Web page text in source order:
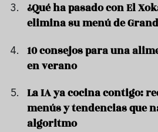
¿Qué ha pasado con El
elimina su menú de
10 consejos para una
en verano
La IA ya cocina contigo:
menús y tendencias que
algoritmo